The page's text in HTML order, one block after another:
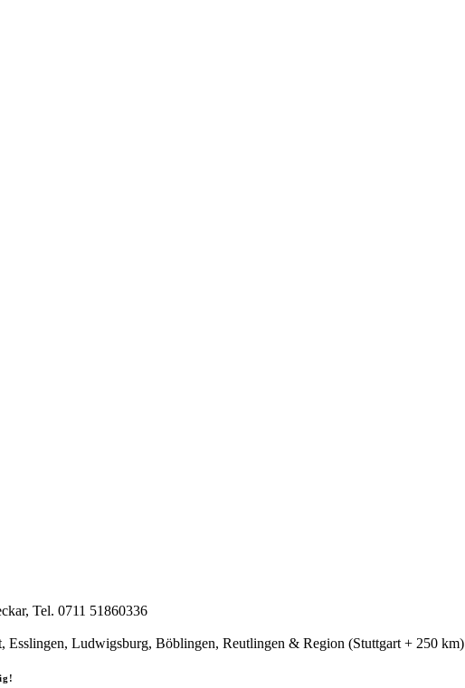
Tel. 0711 51860336
Esslingen, Ludwigsburg, Böblingen, Reutlingen & Region (Stuttgart + 250 km)